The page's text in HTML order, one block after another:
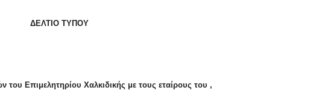
ΔΕΛΤΙΟ ΤΥΠΟΥ
του Επιμελητηρίου Χαλκιδικής με τους εταίρους του ,